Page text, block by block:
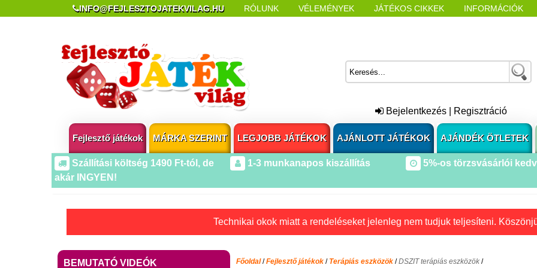
INFO@FEJLESZTOJATEKVILAG.HU RÓLUNK VÉLEMÉNYEK JÁTÉKOS CIKKEK INFORMÁCIÓK
Bejelentkezés Regisztráció
Fejlesztő játékok MÁRKA SZERINT LEGJOBB JÁTÉKOK AJÁNLOTT JÁTÉKOK AJÁNDÉK ÖTLETEK
Szállítási költség 1490 Ft-tól, de
akár INGYEN!
1-3 munkanapos kiszállítás 5%-os törzsvásárlói
Technikai okok miatt a rendeléseket jelenleg nem tudjuk teljesíteni.
BEMUTATÓ VIDEÓK Főoldal/Fejlesztő játékok / Terápiás eszközök /DSZIT terápiás eszközök /